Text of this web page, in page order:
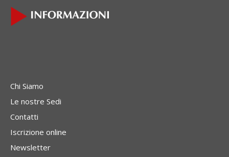
Chi Siamo
Le nostre Sedi
Contatti
Iscrizione online
Newsletter